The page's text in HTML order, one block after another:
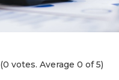
(0 votes. Average 0 of 5)